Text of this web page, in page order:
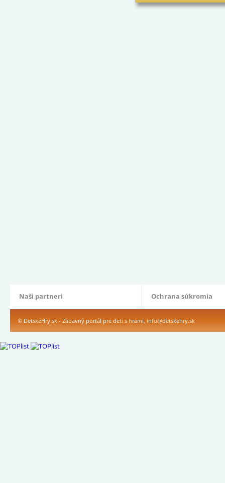
Naši partneri Ochrana súkromia
© DetskéHry.sk - Zábavný portál pre deti s hrami, info@detskehry.sk